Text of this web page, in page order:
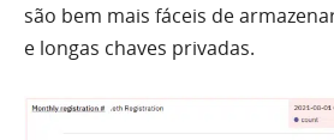
são bem mais fáceis de
e longas chaves privadas.